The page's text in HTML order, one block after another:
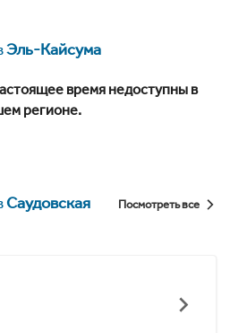
Эль-Кайсума
время недоступны в
регионе.
Саудовская
Посмотреть все